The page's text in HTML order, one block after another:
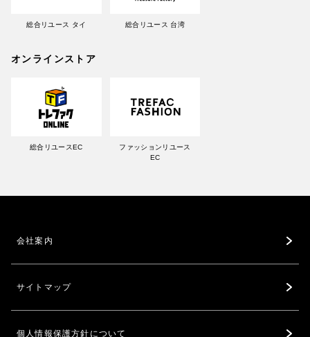
総合リユース タイ 総合リユース 台湾
オンラインストア
総合リユースEC
ファッションリユース
EC
会社案内
サイトマップ
個人情報保護方針について